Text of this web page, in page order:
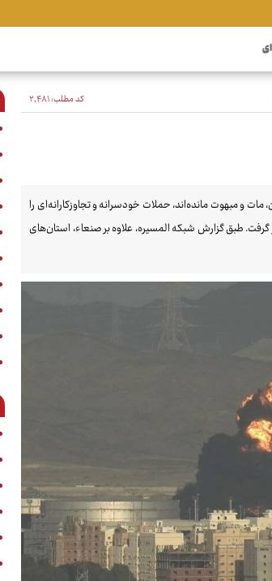
کد مطلب:۲٬۴۸۱
و مبهوت مانده‌اند، حملات خودسرانه و تجاوزکارانه‌ای را
«صنعا» پایتخت یمن ۱۶ بار هدف حمله قرار گرفت. طبق گزارش شبکه المسیره، علاوه بر صنعاء، استان‌های